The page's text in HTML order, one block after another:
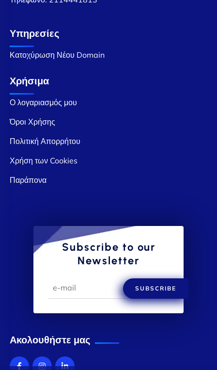
Υπηρεσίες
Κατοχύρωση Νέου Domain
Χρήσιμα
Ο λογαριασμός μου
Όροι Χρήσης
Πολιτική Απορρήτου
Χρήση των Cookies
Παράπονα
Subscribe to our
Newsletter
SUBSCRIBE
Ακολουθήστε μας